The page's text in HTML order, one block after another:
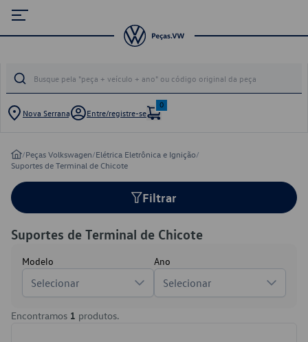
Nova Serrana Entre/registre-se
0
/Peças Volkswagen/Elétrica Eletrônica e Ignição/
Suportes de Terminal de Chicote
Filtrar
Suportes de Terminal de Chicote
Modelo
Selecionar
Ano
Selecionar
Encontramos 1 produtos.